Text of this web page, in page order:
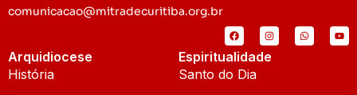
comunicacao@mitradecuritiba.org.br
Arquidiocese
História
Espiritualidade
Santo do Dia